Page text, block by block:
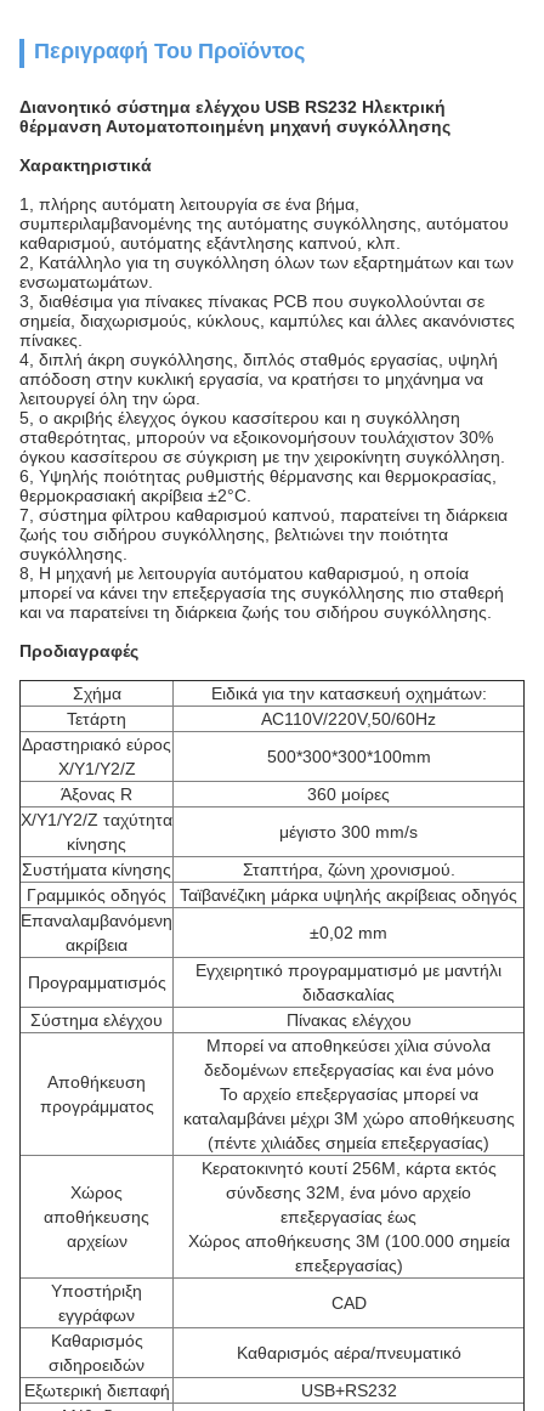
Περιγραφή Του Προϊόντος
Διανοητικό σύστημα ελέγχου USB RS232 Ηλεκτρική
θέρμανση Αυτοματοποιημένη μηχανή συγκόλλησης
Χαρακτηριστικά
1, πλήρης αυτόματη λειτουργία σε ένα βήμα,
συμπεριλαμβανομένης της αυτόματης συγκόλλησης, αυτόματου
καθαρισμού, αυτόματης εξάντλησης καπνού, κλπ.
2, Κατάλληλο για τη συγκόλληση όλων των εξαρτημάτων και των
ενσωματωμάτων.
3, διαθέσιμα για πίνακες πίνακας PCB που συγκολλούνται σε
σημεία, διαχωρισμούς, κύκλους, καμπύλες και άλλες ακανόνιστες
πίνακες.
4, διπλή άκρη συγκόλλησης, διπλός σταθμός εργασίας, υψηλή
απόδοση στην κυκλική εργασία, να κρατήσει το μηχάνημα να
λειτουργεί όλη την ώρα.
5, ο ακριβής έλεγχος όγκου κασσίτερου και η συγκόλληση
σταθερότητας, μπορούν να εξοικονομήσουν τουλάχιστον 30%
όγκου κασσίτερου σε σύγκριση με την χειροκίνητη συγκόλληση.
6, Υψηλής ποιότητας ρυθμιστής θέρμανσης και θερμοκρασίας,
θερμοκρασιακή ακρίβεια ±2°C.
7, σύστημα φίλτρου καθαρισμού καπνού, παρατείνει τη διάρκεια
ζωής του σιδήρου συγκόλλησης, βελτιώνει την ποιότητα
συγκόλλησης.
8, Η μηχανή με λειτουργία αυτόματου καθαρισμού, η οποία
μπορεί να κάνει την επεξεργασία της συγκόλλησης πιο σταθερή
και να παρατείνει τη διάρκεια ζωής του σιδήρου συγκόλλησης.
Προδιαγραφές
Σχήμα
Ειδικά για την κατασκευή οχημάτων:
Τετάρτη
AC110V/220V,50/60Hz
Δραστηριακό εύρος
X/Y1/Y2/Z
500*300*300*100mm
Άξονας R
360 μοίρες
Χ/Υ1/Υ2/Ζ ταχύτητα
κίνησης
μέγιστο 300 mm/s
Συστήματα κίνησης
Σταπτήρα, ζώνη χρονισμού.
Γραμμικός οδηγός
Ταϊβανέζικη μάρκα υψηλής ακρίβειας οδηγός
Επαναλαμβανόμενη
ακρίβεια
±0,02 mm
Προγραμματισμός
Εγχειρητικό προγραμματισμό με μαντήλι
διδασκαλίας
Σύστημα ελέγχου
Πίνακας ελέγχου
Αποθήκευση
προγράμματος
Μπορεί να αποθηκεύσει χίλια σύνολα
δεδομένων επεξεργασίας και ένα μόνο
Το αρχείο επεξεργασίας μπορεί να
καταλαμβάνει μέχρι 3M χώρο αποθήκευσης
(πέντε χιλιάδες σημεία επεξεργασίας)
Χώρος
αποθήκευσης
αρχείων
Κερατοκινητό κουτί 256M, κάρτα εκτός
σύνδεσης 32M, ένα μόνο αρχείο
επεξεργασίας έως
Χώρος αποθήκευσης 3M (100.000 σημεία
επεξεργασίας)
Υποστήριξη
εγγράφων
CAD
Καθαρισμός
σιδηροειδών
Καθαρισμός αέρα/πνευματικό
Εξωτερική διεπαφή
USB+RS232